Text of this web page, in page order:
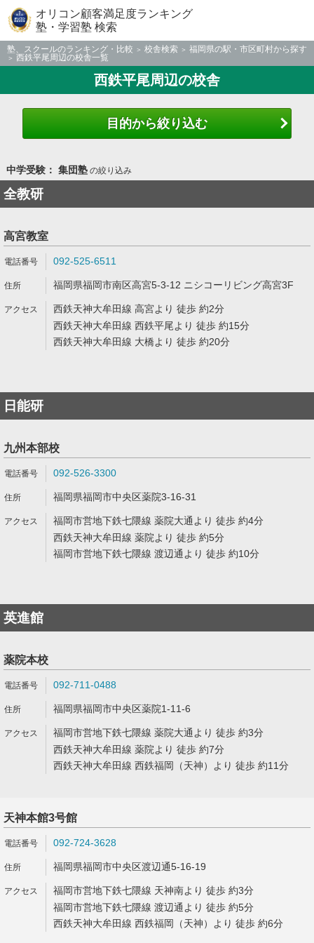
オリコン顧客満足度ランキング
塾・学習塾 検索
塾、スクールのランキング・比較 校舎検索
福岡県の駅・市区町村から探す
西鉄平尾周辺の校舎一覧
西鉄平尾周辺の校舎
目的から絞り込む
中学受験： 集団塾の絞り込み
全教研
高宮教室
092-525-6511
福岡県福岡市南区高宮5-3-12 ニシコーリビング高宮3F
西鉄天神大牟田線 高宮より 徒歩 約2分
西鉄天神大牟田線 西鉄平尾より 徒歩 約15分
西鉄天神大牟田線 大橋より 徒歩 約20分
日能研
九州本部校
092-526-3300
福岡県福岡市中央区薬院3-16-31
福岡市営地下鉄七隈線 薬院大通より 徒歩 約4分
西鉄天神大牟田線 薬院より 徒歩 約5分
福岡市営地下鉄七隈線 渡辺通より 徒歩 約10分
英進館
薬院本校
092-711-0488
福岡県福岡市中央区薬院1-11-6
福岡市営地下鉄七隈線 薬院大通より 徒歩 約3分
西鉄天神大牟田線 薬院より 徒歩 約7分
西鉄天神大牟田線 西鉄福岡（天神）より 徒歩 約11分
天神本館3号館
092-724-3628
福岡県福岡市中央区渡辺通5-16-19
福岡市営地下鉄七隈線 天神南より 徒歩 約3分
福岡市営地下鉄七隈線 渡辺通より 徒歩 約5分
西鉄天神大牟田線 西鉄福岡（天神）より 徒歩 約6分